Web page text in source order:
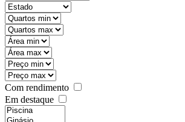
state
mintypo
maxtypo
minarea
maxarea
minprice
maxprice
Com rendimento
Em destaque
features